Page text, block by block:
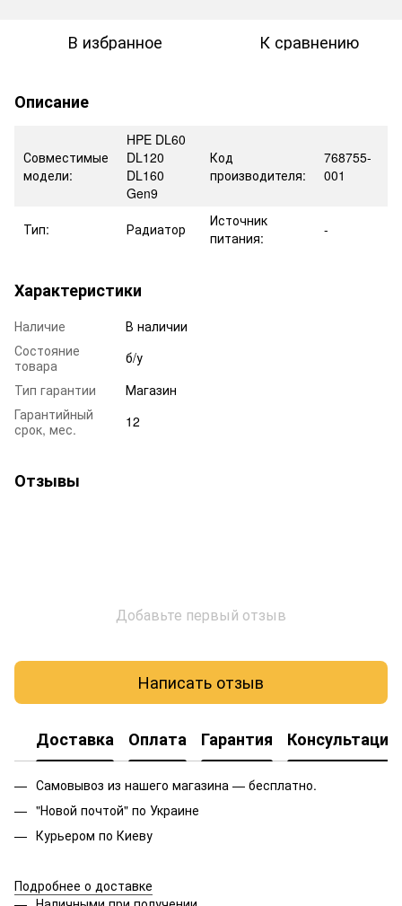
В избранное К сравнению
Описание
Совместимые
модели:
HPE DL60
DL120
DL160
Gen9
Код
производителя:
768755-
001
Тип: Радиатор
Источник
питания:
-
Характеристики
Наличие
В наличии
Состояние
товара
б/у
Тип гарантии
Магазин
Гарантийный
срок, мес.
12
Отзывы
Добавьте первый отзыв
Написать отзыв
Доставка Оплата Гарантия Консультация
Самовывоз из нашего магазина — бесплатно.
"Новой почтой" по Украине
Курьером по Киеву
Подробнее о доставке